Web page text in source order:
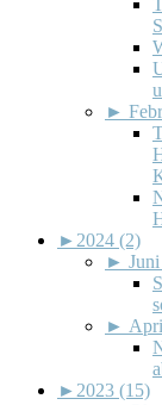
►
► 2024 (2)
►
►
► 2023 (15)